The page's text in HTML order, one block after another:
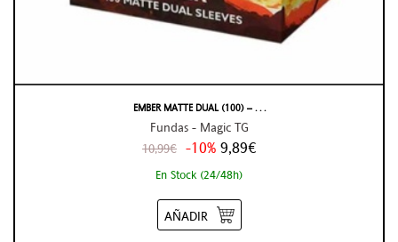
EMBER MATTE DUAL (100) – . . .
Fundas - Magic TG
10,99€ -10% 9,89€
En Stock (24/48h)
AÑADIR